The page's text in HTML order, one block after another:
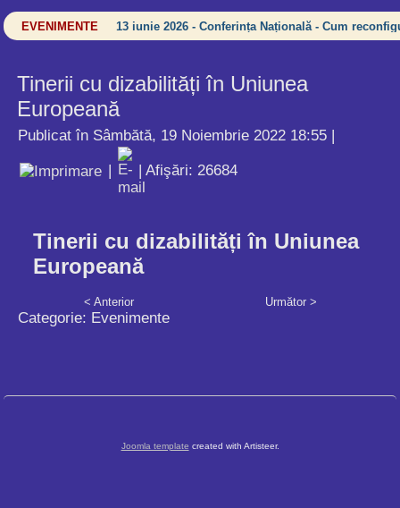
EVENIMENTE 13 iunie 2026 - Conferința Națională - Cum
Tinerii cu dizabilități în Uniunea
Europeană
Publicat în Sâmbătă, 19 Noiembrie 2022 18:55 |
| Afişări: 26684
Tinerii cu dizabilități în Uniunea
Europeană
< Anterior Următor >
Categorie: Evenimente
Joomla template created with Artisteer.